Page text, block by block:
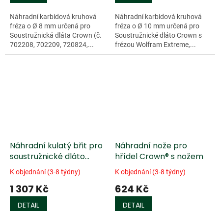
Náhradní karbidová kruhová
fréza o Ø 8 mm určená pro
Soustružnická dláta Crown (č.
702208, 702209, 720824,...
Náhradní karbidová kruhová
fréza o Ø 10 mm určená pro
Soustružnické dláto Crown s
frézou Wolfram Extreme,...
Náhradní kulatý břit pro
soustružnické dláto
Crown Multi-Tip
K objednání (3-8 týdny)
1 307 Kč
DETAIL
Náhradní nože pro
hřídel Crown® s nožem
K objednání (3-8 týdny)
624 Kč
DETAIL